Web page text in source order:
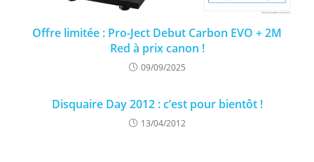
Offre limitée : Pro-Ject Debut Carbon EVO + 2M
Red à prix canon !
09/09/2025
Disquaire Day 2012 : c’est pour bientôt !
13/04/2012